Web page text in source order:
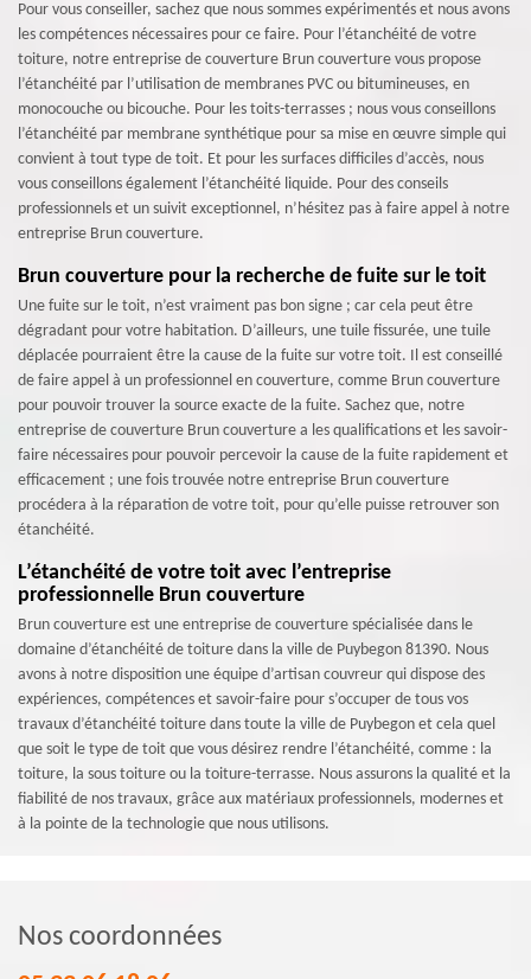
Pour vous conseiller, sachez que nous sommes expérimentés et nous avons
les compétences nécessaires pour ce faire. Pour l’étanchéité de votre
toiture, notre entreprise de couverture Brun couverture vous propose
l’étanchéité par l’utilisation de membranes PVC ou bitumineuses, en
monocouche ou bicouche. Pour les toits-terrasses ; nous vous conseillons
l’étanchéité par membrane synthétique pour sa mise en œuvre simple qui
convient à tout type de toit. Et pour les surfaces difficiles d’accès, nous
vous conseillons également l’étanchéité liquide. Pour des conseils
professionnels et un suivit exceptionnel, n’hésitez pas à faire appel à notre
entreprise Brun couverture.
Brun couverture pour la recherche de fuite sur le toit
Une fuite sur le toit, n’est vraiment pas bon signe ; car cela peut être
dégradant pour votre habitation. D’ailleurs, une tuile fissurée, une tuile
déplacée pourraient être la cause de la fuite sur votre toit. Il est conseillé
de faire appel à un professionnel en couverture, comme Brun couverture
pour pouvoir trouver la source exacte de la fuite. Sachez que, notre
entreprise de couverture Brun couverture a les qualifications et les savoir-
faire nécessaires pour pouvoir percevoir la cause de la fuite rapidement et
efficacement ; une fois trouvée notre entreprise Brun couverture
procédera à la réparation de votre toit, pour qu’elle puisse retrouver son
étanchéité.
L’étanchéité de votre toit avec l’entreprise
professionnelle Brun couverture
Brun couverture est une entreprise de couverture spécialisée dans le
domaine d’étanchéité de toiture dans la ville de Puybegon 81390. Nous
avons à notre disposition une équipe d’artisan couvreur qui dispose des
expériences, compétences et savoir-faire pour s’occuper de tous vos
travaux d’étanchéité toiture dans toute la ville de Puybegon et cela quel
que soit le type de toit que vous désirez rendre l’étanchéité, comme : la
toiture, la sous toiture ou la toiture-terrasse. Nous assurons la qualité et la
fiabilité de nos travaux, grâce aux matériaux professionnels, modernes et
à la pointe de la technologie que nous utilisons.
Nos coordonnées